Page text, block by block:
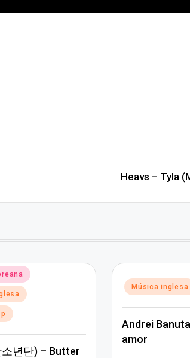
Heavs – Tyla
소년단) – Butter
Posted
Música inglesa
Andrei
amor